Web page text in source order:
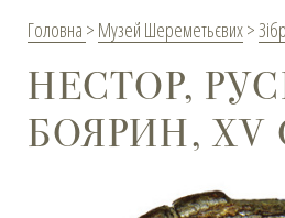
Головна > Музей Шереметьєвих>
НЕСТОР,
БОЯРИН, XV